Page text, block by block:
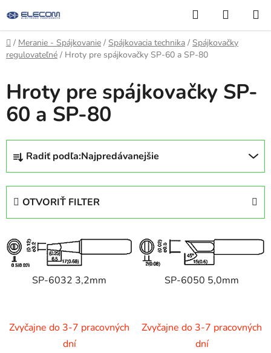
na
obsah
Hľadať
KOŠÍK
Domov
/ Meranie - Spájkovanie / Spájkovacia technika / Spájkovačky
regulovateľné / Hroty pre spájkovačky SP-60 a SP-80
Hroty pre spájkovačky SP-
60 a SP-80
R
d
e
p
u
k
Radiť podľa:Najpredávanejšie
OTVORIŤ FILTER
V
ý
p
r
SP-6032 3,2mm
Zvyčajne do 3-7 pracovných
dní
SP-6050 5,0mm
Zvyčajne do 3-7 pracovných
dní